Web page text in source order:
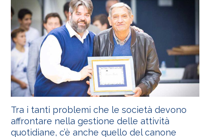
Tra i tanti problemi che le società devono
affrontare nella gestione delle attività
quotidiane, c’è anche quello del canone